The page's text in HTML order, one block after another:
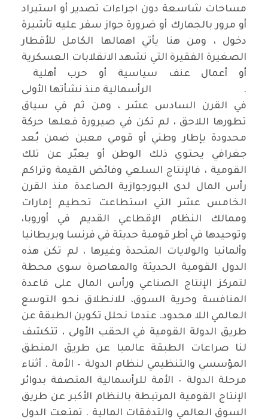
مساحات شاسعة دون اجراءات تصدير أو استيراد
أو مرور بالجمارك أو ضرورة جواز سفر عليه تأشيرة
دخول ، ومن هنا يأتي اهمالها الكامل للأقطار
الصغيرة الفقيرة التي تشهد الانقلابات العسكرية
أو أعمال عنف سياسية أو حرب أهلية
. الرأسمالية منذ نشأتها الأولى
في القرن السادس عشر ، ومن ثم في سياق
تطورها اللاحق ، لم تكن في صيرورة فعلها حركة
محدودة بإطار وطني أو قومي معين ضمن بُعد
جغرافي يحتوي ذلك الوطن أو يعبّر عن تلك
القومية ، فالإنتاج السلعي وفائض القيمة وتراكم
رأس المال لدى البورجوازية الصاعدة منذ القرن
الخامس عشر التي استطاعت تحطيم إمارات
وممالك النظام الإقطاعي القديم في أوروبا،
وتوحيدها في أطر قومية حديثة في فرنسا وبريطانيا
وألمانيا والولايات المتحدة وغيرها ، لم تكن هذه
الدول القومية الحديثة والمعاصرة سوى محطة
لتمركز الإنتاج الصناعي ورأس المال على قاعدة
المنافسة وحرية السوق، للانطلاق نحو التوسع
العالمي اللا محدود. عندما نحلل تكوين الطبقة عن
طريق الدولة القومية في الحقب الأولى ، تتكشف
لنا صراعات الطبقة عالميا عن طريق المنطق
المؤسسي والتنظيمي لنظام الدولة – الأمة . أثناء
مرحلة الدولة – الأمة للرأسمالية المتصفة بدوائر
الإنتاج القومية المرتبطة بالنظام الأكبر عن طريق
السوق العالمي والتدفقات المالية . تمتعت الدول